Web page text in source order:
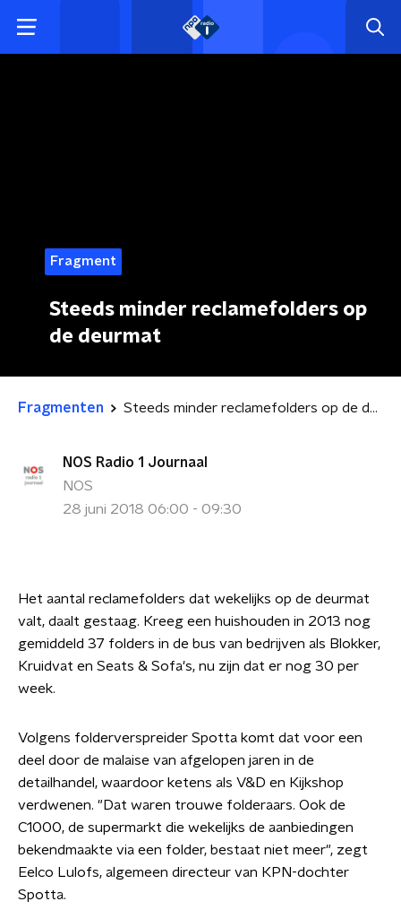
Fragment
Steeds minder reclamefolders op
de deurmat
Fragmenten Steeds minder reclamefolders op de deurmat
NOS Radio 1 Journaal
NOS
28 juni 2018 06:00 - 09:30
Het aantal reclamefolders dat wekelijks op de deurmat
valt, daalt gestaag. Kreeg een huishouden in 2013 nog
gemiddeld 37 folders in de bus van bedrijven als Blokker,
Kruidvat en Seats & Sofa's, nu zijn dat er nog 30 per
week.
Volgens folderverspreider Spotta komt dat voor een
deel door de malaise van afgelopen jaren in de
detailhandel, waardoor ketens als V&D en Kijkshop
verdwenen. "Dat waren trouwe folderaars. Ook de
C1000, de supermarkt die wekelijks de aanbiedingen
bekendmaakte via een folder, bestaat niet meer", zegt
Eelco Lulofs, algemeen directeur van KPN-dochter
Spotta.